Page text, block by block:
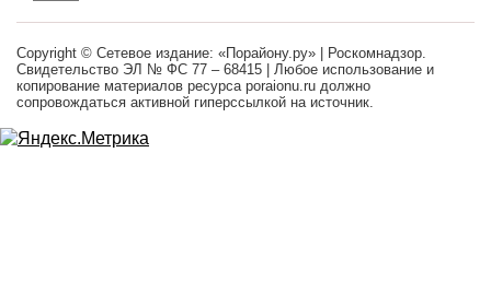
Copyright © Сетевое издание: «Порайону.ру» | Роскомнадзор.
Свидетельство ЭЛ № ФС 77 – 68415 | Любое использование и
копирование материалов ресурса poraionu.ru должно
сопровождаться активной гиперссылкой на источник.